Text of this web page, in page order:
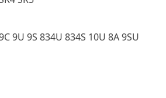
9U 9S 834U 834S 10U 8A 9SU